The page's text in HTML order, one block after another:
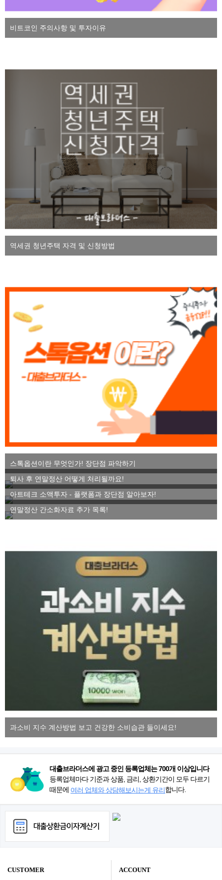
비트코인 주의사항 및 투자이유
역세권 청년주택 자격 및 신청방법
스톡옵션이란 무엇인가! 장단점 파악하기
퇴사 후 연말정산 어떻게 처리될까요!
아트테크 소액투자 - 플랫폼과 장단점 알아보자!
연말정산 간소화자료 추가 목록!
과소비 지수 계산방법 보고 건강한 소비습관 들이세요!
대출브라더스에 광고 중인 등록업체는 700개 이상입니다
등록업체마다 기준과 상품, 금리, 상환기간이 모두 다르기
때문에 여러 업체와 상담해보시는게 유리합니다.
CUSTOMER ACCOUNT